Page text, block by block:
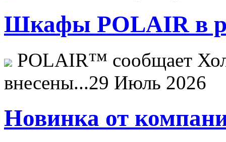
Шкафы POLAIR в
POLAIR™ сообщает
внесены...29 Июль 2026
Новинка от